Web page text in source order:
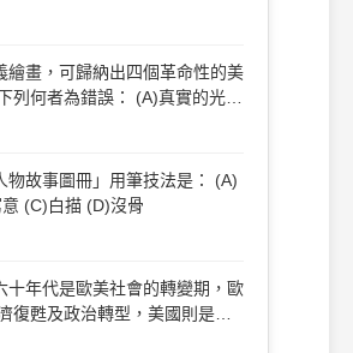
繪畫，可歸納出四個革命性的美
(D)純綷
故事圖冊」用筆技法是： (A)
工筆 (B)寫意 (C)白描 (D)沒骨
十年代是歐美社會的轉變期，歐
為當代藝術的重